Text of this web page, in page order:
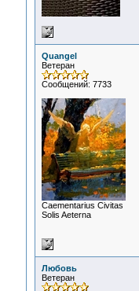
Quangel
Ветеран
Сообщений: 7733
Сaementarius Civitas
Solis Aeterna
Любовь
Ветеран